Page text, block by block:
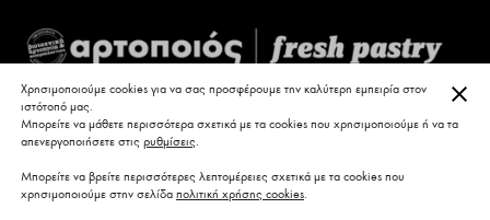
Χρησιμοποιούμε cookies για να σας προσφέρουμε την καλύτερη εμπειρία στον
ιστότοπό μας.
Μπορείτε να μάθετε περισσότερα σχετικά με τα cookies που χρησιμοποιούμε ή να τα
απενεργοποιήσετε στις ρυθμίσεις.
Μπορείτε να βρείτε περισσότερες λεπτομέρειες σχετικά με τα cookies που
χρησιμοποιούμε στην σελίδα πολιτική χρήσης cookies.